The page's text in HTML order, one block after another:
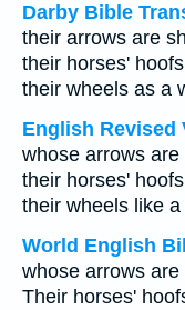
Darby Bible
their arrows are
their horses'
their wheels as a
English Revised
whose arrows
their horses'
their wheels like
World English
whose arrows
Their horses'